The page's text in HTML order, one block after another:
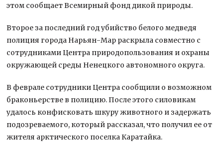
этом сообщает Всемирный фонд дикой природы.
Второе за последний год убийство белого медведя
полиция города Нарьян-Мар раскрыла совместно с
сотрудниками Центра природопользования и охраны
окружающей среды Ненецкого автономного округа.
В феврале сотрудники Центра сообщили о возможном
браконьерстве в полицию. После этого силовикам
удалось конфисковать шкуру животного и задержать
подозреваемого, который рассказал, что получил ее от
жителя арктического поселка Каратайка.